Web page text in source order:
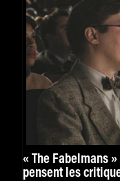
« The Fabelmans
pensent les